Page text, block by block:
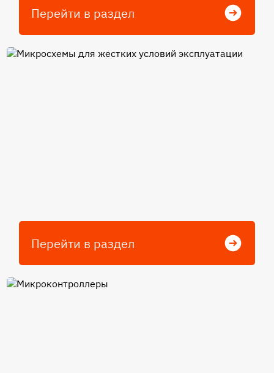
Перейти в раздел
Микросхемы для жестких
Перейти в раздел
Микроконтроллеры